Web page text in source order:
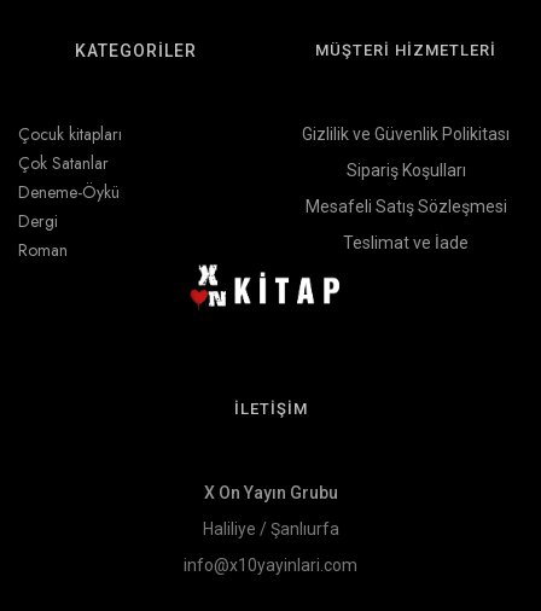
KATEGORİLER
Çocuk kitapları
Çok Satanlar
Deneme-Öykü
Dergi
Roman
MÜŞTERİ HİZMETLERİ
Gizlilik ve Güvenlik Polikitası
Sipariş Koşulları
Mesafeli Satış Sözleşmesi
Teslimat ve İade
İLETİŞİM
X On Yayın Grubu
Haliliye / Şanlıurfa
info@x10yayinlari.com